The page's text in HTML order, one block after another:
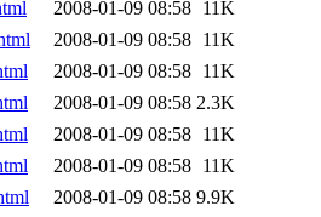
2008-01-09 08:58 11K
2008-01-09 08:58 11K
2008-01-09 08:58 11K
2008-01-09 08:58 2.3K
2008-01-09 08:58 11K
2008-01-09 08:58 11K
2008-01-09 08:58 9.9K